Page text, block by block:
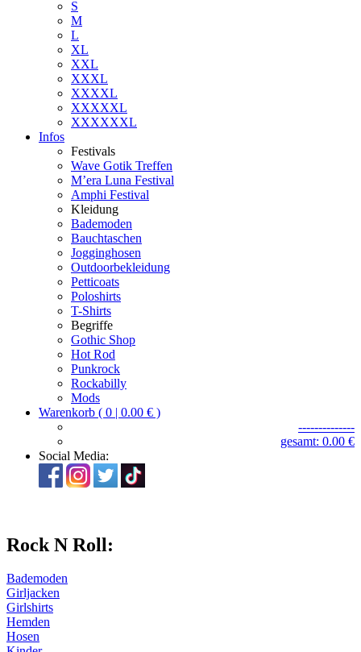
S
M
L
XL
XXL
XXXL
XXXXL
XXXXXL
XXXXXXL
Infos
Festivals
Wave Gotik Treffen
M’era Luna Festival
Amphi Festival
Kleidung
Bademoden
Bauchtaschen
Jogginghosen
Outdoorbekleidung
Petticoats
Poloshirts
T-Shirts
Begriffe
Gothic Shop
Hot Rod
Punkrock
Rockabilly
Mods
Warenkorb ( 0 | 0.00 € )
--------------
gesamt: 0.00 €
Social Media:
Rock N Roll:
Bademoden
Girljacken
Girlshirts
Hemden
Hosen